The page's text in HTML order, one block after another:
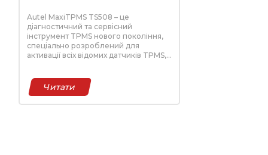
Autel TS508
Autel MaxiTPMS TS508 – це
діагностичний та сервісний
інструмент TPMS нового покоління,
спеціально розроблений для
активації всіх відомих датчиків TPMS,
програмування MX-датчиків та
проведення повторного запуску
TPMS.
Читати